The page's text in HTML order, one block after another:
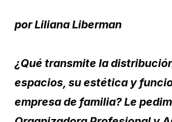
por Liliana Liberman
¿Qué transmite la
espacios, su estética y
empresa de familia? Le